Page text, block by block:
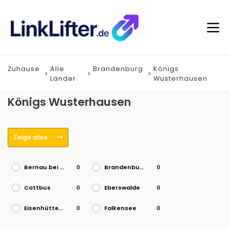
Zuhause
Alle
Länder
Brandenburg
Königs
Wusterhausen
Königs Wusterhausen
Zeige alles
Bernau bei Berlin 0 Brandenburg an der Havel 0
Cottbus 0 Eberswalde 0
Eisenhüttenstadt 0 Falkensee 0